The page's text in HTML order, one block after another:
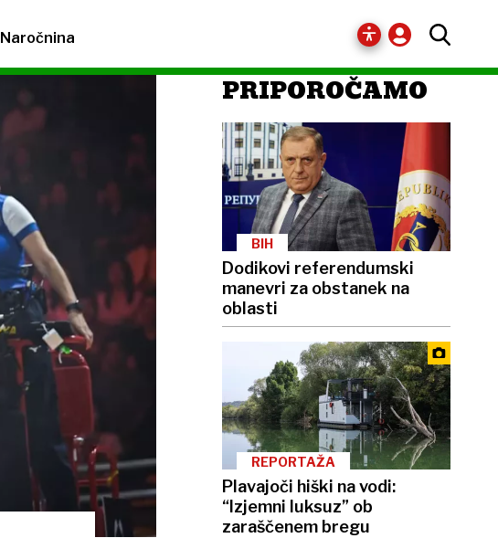
Naročnina
PRIPOROČAMO
BIH
Dodikovi referendumski
manevri za obstanek na
oblasti
REPORTAŽA
Plavajoči hiški na vodi:
“Izjemni luksuz” ob
zaraščenem bregu